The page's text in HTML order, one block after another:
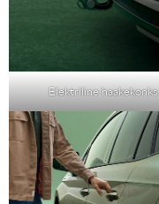
Elektriline haakekonks